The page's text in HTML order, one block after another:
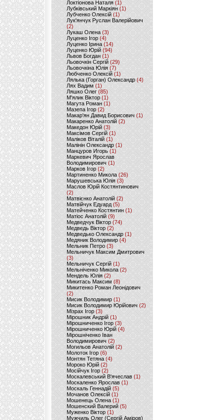
Локтіонова Наталя (1)
Лубківський Маркіян(1)
Лубченко Олексій (1)
Лук'янчук Руслан Валерійович
(2)
Лукаш Олена (3)
Луценко Ігор (4)
Луценко Ірина (14)
Луценко Юрій (94)
Львов Богдан (1)
Льовочкін Сергій (29)
Льовочкіна Юлія(7)
Любченко Олексій(1)
Лялька (Горган) Олександр(4)
Лях Вадим (1)
Ляшко Олег (85)
М'ялик Віктор(1)
Магута Роман(1)
Мазепа Ігор (2)
Макар'ян Давид Борисович(1)
Макаренко Анатолій (2)
Македон Юрій(3)
Максімов Сергій (1)
Маліков Віталій (1)
Малінін Олександр (1)
Манцуров Игорь (1)
Маркевич Ярослав
Володимирович (1)
Марков Ігор (2)
Мартиненко Микола (26)
Марушевська Юлія (3)
Маслов Юрій Костянтинович
(2)
Матвієнко Анатолій (2)
Матвійчук Едуард(5)
Матейченко Костянтин (1)
Матіос Анатолій (9)
Медведчук Віктор(74)
Медведь Віктор (2)
Медведько Олександр (1)
Медяник Володимир(4)
Мельник Петро (3)
Мельничук Максим Дмитрович
(3)
Мельничук Сергій (1)
Мельніченко Микола (2)
Мендель Юлія (2)
Микитась Максим (8)
Микитенко Роман Леонідович
(2)
Мисик Володимир (1)
Мисик Володимир Юрійович(2)
Мізрах Ігор(3)
Мірошник Андрій(1)
Мірошниченко Ігор (3)
Мірошниченко Юрій(4)
Мірошніченко Іван
Володимирович (2)
Могильов Анатолій (2)
Молоток Ігор (6)
Монтян Тетяна (4)
Мороко Юрій(2)
Мосійчук Ігор (2)
Москалевський В'ячеслав (1)
Москаленко Ярослав (1)
Москаль Геннадій (5)
Мочанов Олексій(1)
Мошенець Олена(1)
Мошенский Валерий (5)
Муженко Віктор (1)
Мужчиль Олег (Сергій Аміров)